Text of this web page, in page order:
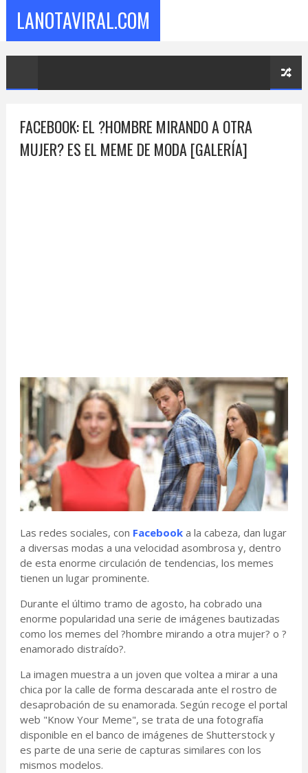
LANOTAVIRAL.COM
FACEBOOK: EL ?HOMBRE MIRANDO A OTRA
MUJER? ES EL MEME DE MODA [GALERÍA]
Las redes sociales, con Facebooka la cabeza, dan lugar
a diversas modas a una velocidad asombrosa y, dentro
de esta enorme circulación de tendencias, los memes
tienen un lugar prominente.
Durante el último tramo de agosto, ha cobrado una
enorme popularidad una serie de imágenes bautizadas
como los memes del ?hombre mirando a otra mujer? o ?
enamorado distraído?.
La imagen muestra a un joven que voltea a mirar a una
chica por la calle de forma descarada ante el rostro de
desaprobación de su enamorada. Según recoge el portal
web "Know Your Meme", se trata de una fotografía
disponible en el banco de imágenes de Shutterstock y
es parte de una serie de capturas similares con los
mismos modelos.